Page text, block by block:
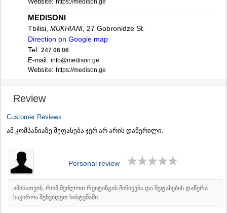
ADIGENI
AKHALTSIKHE
BORJOMI
NINOTSMINDA
ABASTUMANI
BAKURIANI
KVEMO KARTLI
GARDABANI
DMANISI
TETRITSKARO
RUSTAVI
TSALKA
SHIDA KARTLI
GORI
KASPI
https://medison.ge
MEDISONI
Tbilisi, MUKHIANI , 27 Gobronidze St.
Direction on Google map
Tel: 247 06 06
E-mail: info@medison.ge
Website: https://medison.ge
Tbilisi,
Direction on Google map
Tel:247 06 06
E-mail: info@medison.ge
Website: https://medison.ge
Review
Customer Reviews
ამ კომპანიაზე შეფასება ჯერ არ არის დაწერილი.
Personal review
იმისათვის, რომ შეძლოთ რეიტინგის მინიჭება და შეფასების დაწერა
საჭიროა შეხვიდეთ სისტემაში.